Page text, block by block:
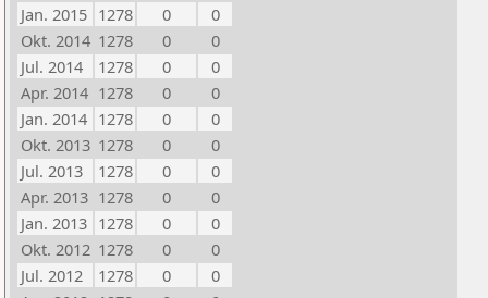
Jan. 2015 1278 0
0
Okt. 2014 1278 0
0
Jul. 2014
1278 0
0
Apr. 2014 1278 0
0
Jan. 2014 1278 0
0
Okt. 2013 1278 0
0
Jul. 2013
1278 0
0
Apr. 2013 1278 0
0
Jan. 2013 1278 0
0
Okt. 2012 1278 0
0
Jul. 2012
1278 0
0